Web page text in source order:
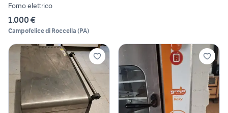
Forno elettrico
1.000 €
Campofelice di Roccella (PA)